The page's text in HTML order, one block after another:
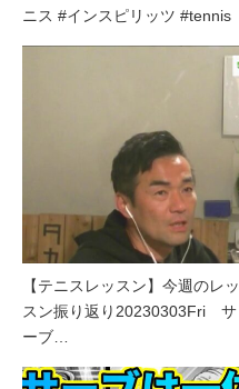
ニス #インスピリッツ #tennis
【テニスレッスン】今週のレッ
スン振り返り20230303Fri サ
ーブ…